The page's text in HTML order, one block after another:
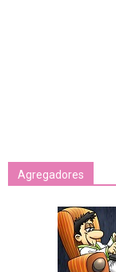
Agregadores